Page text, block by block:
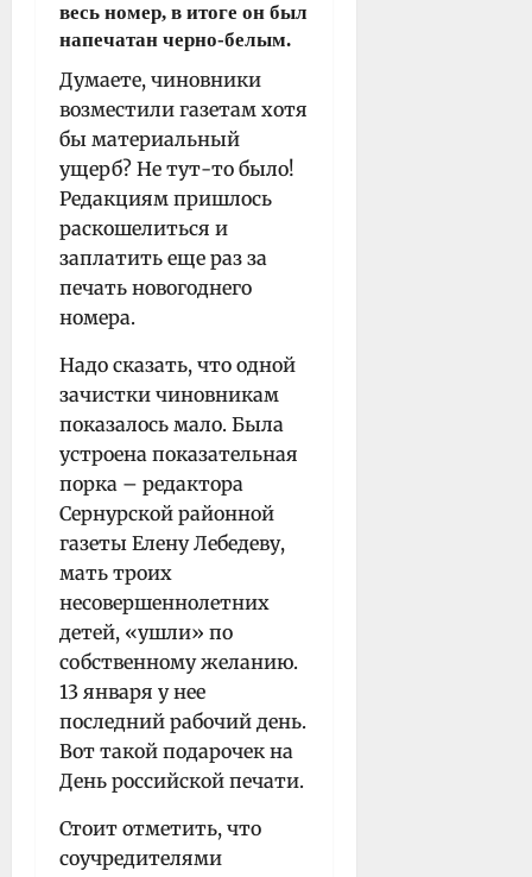
весь номер, в итоге он был
напечатан черно-белым.
Думаете, чиновники
возместили газетам хотя
бы материальный
ущерб? Не тут-то было!
Редакциям пришлось
раскошелиться и
заплатить еще раз за
печать новогоднего
номера.
Надо сказать, что одной
зачистки чиновникам
показалось мало. Была
устроена показательная
порка – редактора
Сернурской районной
газеты Елену Лебедеву,
мать троих
несовершеннолетних
детей, «ушли» по
собственному желанию.
13 января у нее
последний рабочий день.
Вот такой подарочек на
День российской печати.
Стоит отметить, что
соучредителями